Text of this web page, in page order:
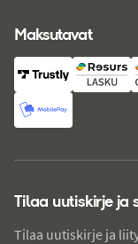
Maksutavat
Tilaa uutiskirje ja
Tilaa uutiskirje ja